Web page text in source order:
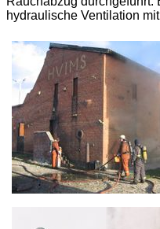
hydraulische Ventilation